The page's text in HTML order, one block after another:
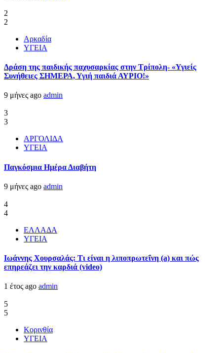
2
2
Αρκαδία
ΥΓΕΙΑ
Δράση της παιδικής παχυσαρκίας στην Τρίπολη- «Υγιείς
Συνήθειες ΣΗΜΕΡΑ, Υγιή παιδιά ΑΥΡΙΟ!»
9 μήνες ago admin
3
3
ΑΡΓΟΛΙΔΑ
ΥΓΕΙΑ
Παγκόσμια Ημέρα Διαβήτη
9 μήνες ago admin
4
4
ΕΛΛΑΔΑ
ΥΓΕΙΑ
Ιωάννης Χουρσαλάς: Τι είναι η λιποπρωτεΐνη (a) και πώς
επηρεάζει την καρδιά (video)
1 έτος ago admin
5
5
Κορινθία
ΥΓΕΙΑ